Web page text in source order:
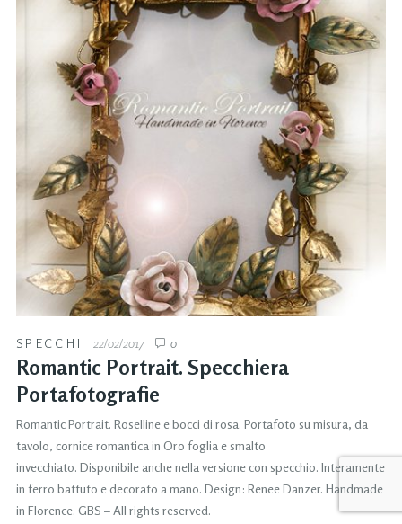
SPECCHI 22/02/2017 0
Romantic Portrait. Specchiera
Portafotografie
Romantic Portrait. Roselline e bocci di rosa. Portafoto su misura, da
tavolo, cornice romantica in Oro foglia e smalto
invecchiato. Disponibile anche nella versione con specchio. Interamente
in ferro battuto e decorato a mano. Design: Renee Danzer. Handmade
in Florence. GBS – All rights reserved.